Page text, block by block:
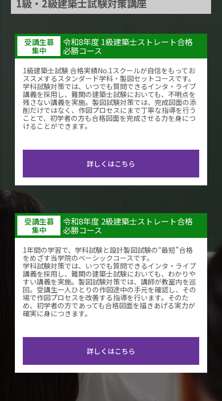
1級・2級建築士試験対策講座
受講生募
集中
令和8年度 1級建築士ストレート合格
必勝コース
1級建築士試験 合格実績No.1スクールが自信をもってお
ススメするスタンダード学科・製図セットコースです。
学科試験対策では、いつでも質問できるインタ・ライブ
講義を採用し、難関の建築士試験においても、不明点を
残さない講義を実施。製図試験対策では、完成図面の添
削だけではなく、作図プロセスにまで丁寧な指導を行う
ことで、初学者の方も合格図面を完成させる力を身につ
けることができます。
詳しくはこちら
受講生募
集中
令和8年度 2級建築士ストレート合格
必勝コース
1年間の学習で、学科試験と設計製図試験の“最短”合格
をめざす当学院のベーシックコースです。
学科試験対策では、いつでも質問できるインタ・ライブ
講義を採用し、難関の建築士試験においても、わかりや
すい講義を実施。製図試験対策では、講師が教室内を巡
回。受講生一人ひとりの作図途中の手元を確認し、その
場で作図プロセスを改善する指導を行います。そのた
め、初学者の方であっても合格図面を描きあげる実力が
確実に身につきます。
詳しくはこちら